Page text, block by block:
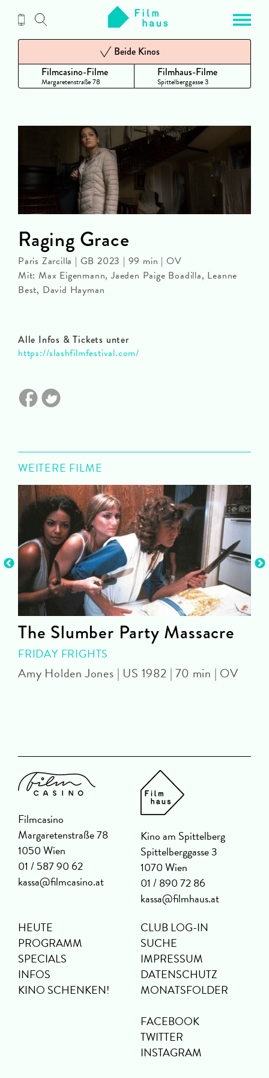
Inhalt
Filmcasino-Filme
Margaretenstraße 78
Beide Kinos
Filmhaus-Filme
Spittelberggasse 3
Alle Infos & Tickets unter
https://slashfilmfestival.com/
Raging Grace
Paris Zarcilla | GB 2023 | 99 min | OV
Mit: Max Eigenmann, Jaeden Paige Boadilla, Leanne
Best, David Hayman
WEITERE FILME
The Slumber Party Massacre
FRIDAY FRIGHTS
Amy Holden Jones | US 1982 | 70 min | OV
Filmcasino
Margaretenstraße 78
1050 Wien
01 / 587 90 62
kassa@filmcasino.at
Kino am Spittelberg
Spittelberggasse 3
1070 Wien
01 / 890 72 86
kassa@filmhaus.at
HEUTE
PROGRAMM
SPECIALS
INFOS
KINO SCHENKEN!
CLUB LOG-IN
SUCHE
IMPRESSUM
DATENSCHUTZ
MONATSFOLDER
FACEBOOK
TWITTER
INSTAGRAM